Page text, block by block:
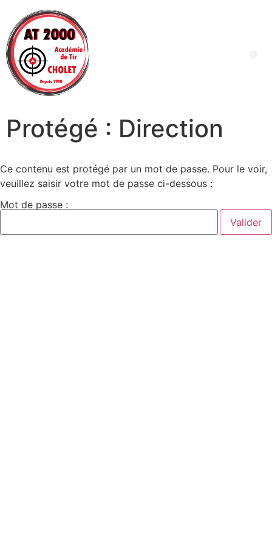
Protégé : Direction
Ce contenu est protégé par un mot de passe. Pour le voir,
veuillez saisir votre mot de passe ci-dessous :
Mot de passe :